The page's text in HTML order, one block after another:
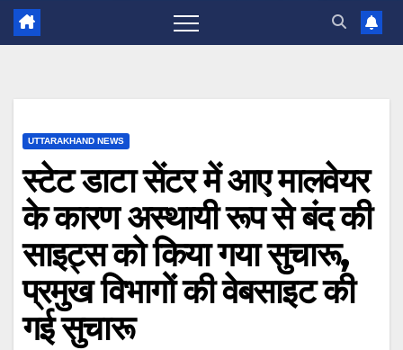
UTTARAKHAND NEWS
स्टेट डाटा सेंटर में आए मालवेयर
के कारण अस्थायी रूप से बंद की
साइट्स को किया गया सुचारू,
प्रमुख विभागों की वेबसाइट की
गई सुचारू